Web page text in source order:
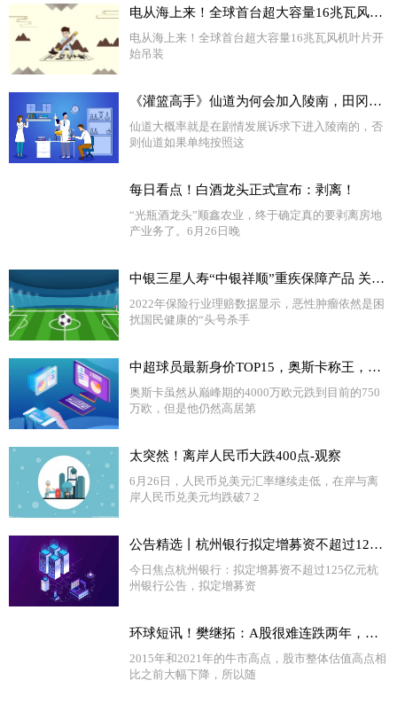
电从海上来！全球首台超大容量16兆瓦风机叶片开始吊装
电从海上来！全球首台超大容量16兆瓦风机叶片开
始吊装
《灌篮高手》仙道为何会加入陵南，田冈给了多少好处？|今日精选
仙道大概率就是在剧情发展诉求下进入陵南的，否
则仙道如果单纯按照这
每日看点！白酒龙头正式宣布：剥离！
“光瓶酒龙头”顺鑫农业，终于确定真的要剥离房地
产业务了。6月26日晚
中银三星人寿“中银祥顺”重疾保障产品 关注多发疾病 提质性价比高
2022年保险行业理赔数据显示，恶性肿瘤依然是困
扰国民健康的“头号杀手
中超球员最新身价TOP15，奥斯卡称王，武磊国内最高，红黑榜都有谁 今头条
奥斯卡虽然从巅峰期的4000万欧元跌到目前的750
万欧，但是他仍然高居第
太突然！离岸人民币大跌400点-观察
6月26日，人民币兑美元汇率继续走低，在岸与离
岸人民币兑美元均跌破7 2
公告精选丨杭州银行拟定增募资不超过125亿元；昆仑万维回复关注函：股东借款安排让公司资金储备更加丰富
今日焦点杭州银行：拟定增募资不超过125亿元杭
州银行公告，拟定增募资
环球短讯！樊继拓：A股很难连跌两年，看好三季度股市
2015年和2021年的牛市高点，股市整体估值高点相
比之前大幅下降，所以随